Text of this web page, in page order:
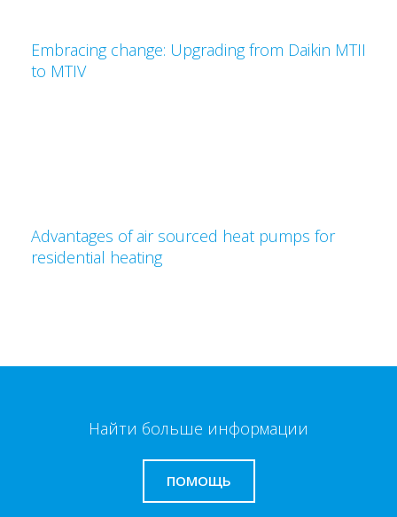
Embracing change: Upgrading from Daikin MTII
to MTIV
Advantages of air sourced heat pumps for
residential heating
Найти больше информации
ПОМОЩЬ